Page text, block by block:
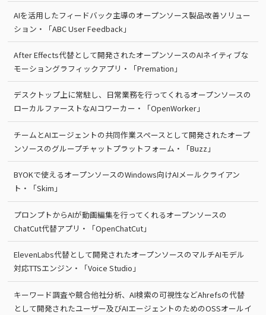
AIを活用したフィードバック主導のオープンソース製品改善ソリュー
ション・「ABC User Feedback」
After Effects代替として開発されたオープンソースのAIネイティブな
モーショングラフィックアプリ・「Premation」
デスクトップ上に常駐し、日常業務を行ってくれるオープンソースの
ローカルファーストなAIコワーカー・「OpenWorker」
チームとAIエージェントの共同作業スペースとして開発されたオープ
ンソースのグループチャットプラットフォーム・「Buzz」
BYOKで使えるオープンソースのWindows向けAIメールクライアン
ト・「Skim」
プロンプトからAIが動画編集を行ってくれるオープンソースの
ChatCut代替アプリ・「OpenChatCut」
ElevenLabs代替として開発されたオープンソースのマルチAIモデル
対応TTSエンジン・「Voice Studio」
キーワード調査や競合他社分析、AI検索の可視性などAhrefsの代替
として開発されたユーザー及びAIエージェントのためのOSSオールイ